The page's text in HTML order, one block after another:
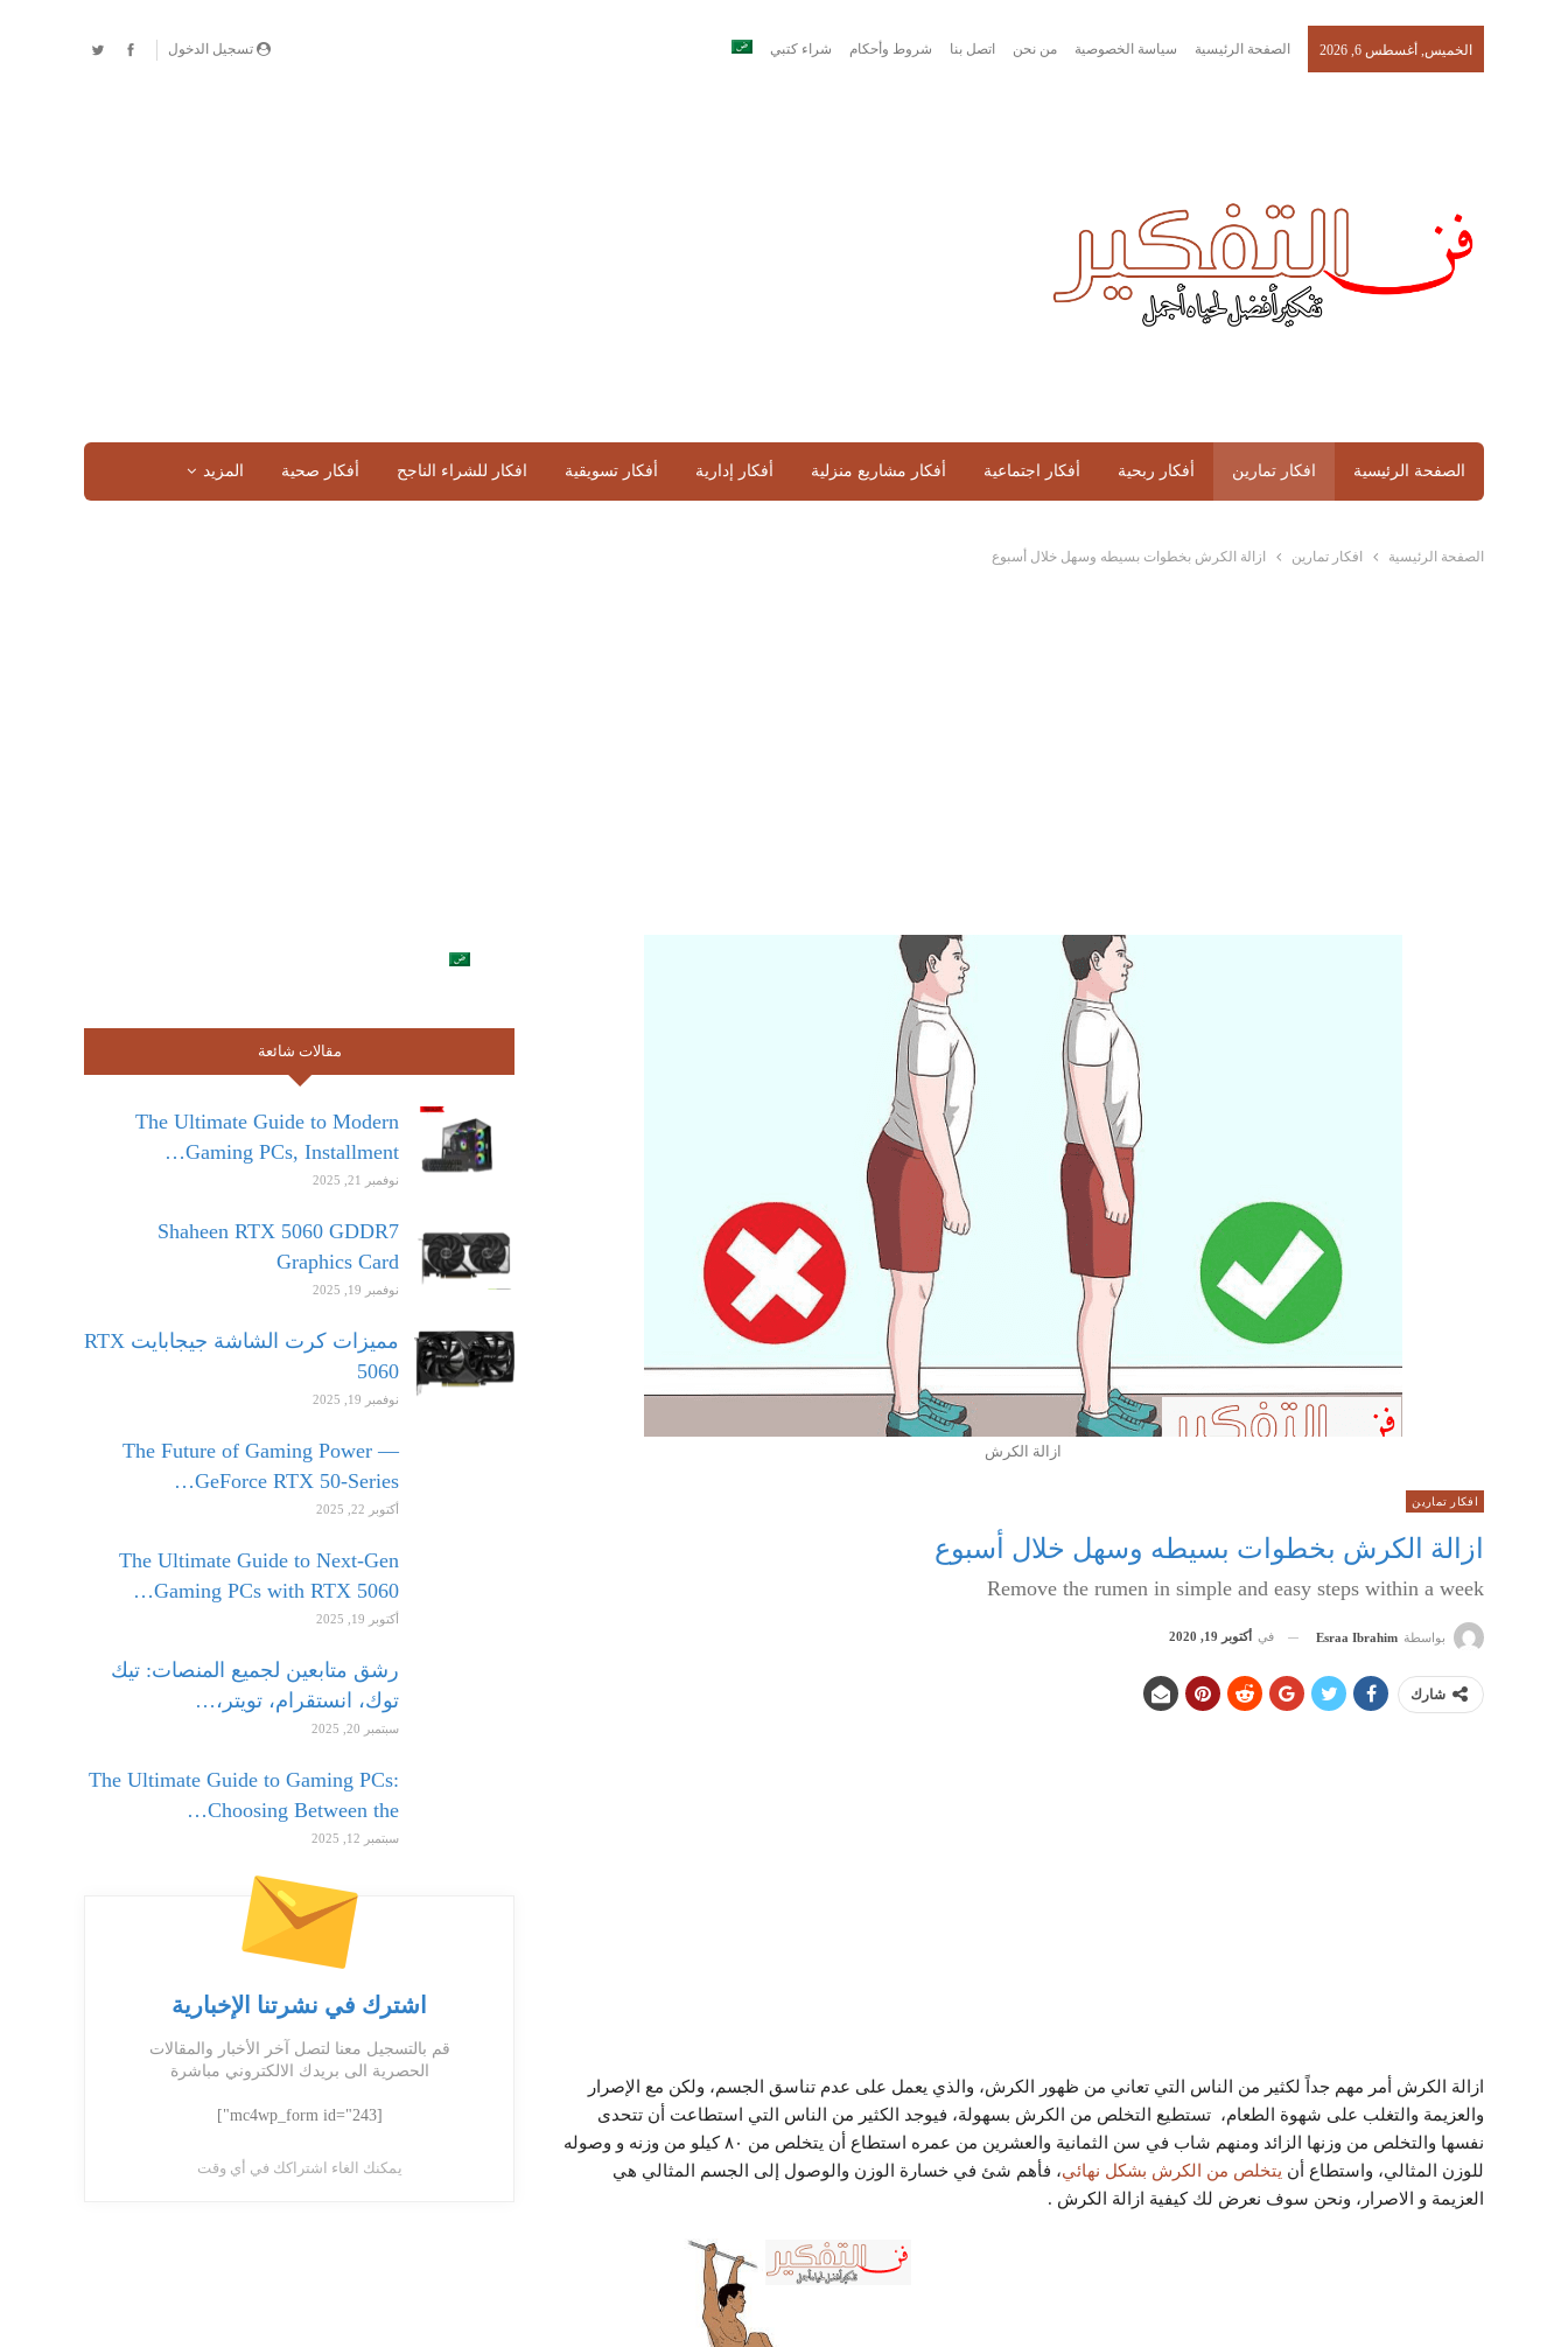
تسجيل الدخول الخميس, أغسطس 6, 2026 الصفحة الرئيسية سياسة الخصوصية من نحن اتصل بنا شروط وأحكام شراء كتبي
الصفحة الرئيسية افكار تمارين أفكار ربحية أفكار اجتماعية أفكار مشاريع منزلية أفكار إدارية أفكار تسويقية افكار للشراء الناجح أفكار صحية المزيد
الصفحة الرئيسية افكار تمارين ازالة الكرش بخطوات بسيطه وسهل خلال أسبوع
ازالة الكرش
افكار تمارين
ازالة الكرش بخطوات بسيطه وسهل خلال أسبوع
Remove the rumen in simple and easy steps within a week
بواسطة Esraa Ibrahim في أكتوبر 19, 2020
شارك
ازالة الكرش أمر مهم جداً لكثير من الناس التي تعاني من ظهور الكرش، والذي يعمل على عدم تناسق الجسم، ولكن مع الإصرار
والعزيمة والتغلب على شهوة الطعام، تستطيع التخلص من الكرش بسهولة، فيوجد الكثير من الناس التي استطاعت أن تتحدى
نفسها والتخلص من وزنها الزائد ومنهم شاب في سن الثمانية والعشرين من عمره استطاع أن يتخلص من ٨٠ كيلو من وزنه و وصوله
للوزن المثالي، واستطاع أن يتخلص من الكرش بشكل نهائي، فأهم شئ في خسارة الوزن والوصول إلى الجسم المثالي هي
العزيمة و الاصرار، ونحن سوف نعرض لك كيفية ازالة الكرش .
مقالات شائعة
The Ultimate Guide to Modern
Gaming PCs, Installment…
نوفمبر 21, 2025
Shaheen RTX 5060 GDDR7
Graphics Card
نوفمبر 19, 2025
مميزات كرت الشاشة جيجابايت RTX
5060
نوفمبر 19, 2025
The Future of Gaming Power —
GeForce RTX 50-Series…
أكتوبر 22, 2025
The Ultimate Guide to Next-Gen
Gaming PCs with RTX 5060…
أكتوبر 19, 2025
رشق متابعين لجميع المنصات: تيك
توك، انستقرام، تويتر،…
سبتمبر 20, 2025
The Ultimate Guide to Gaming PCs:
Choosing Between the…
سبتمبر 12, 2025
اشترك في نشرتنا الإخبارية
قم بالتسجيل معنا لتصل آخر الأخبار والمقالات
الحصرية الى بريدك الالكتروني مباشرة
[mc4wp_form id="243"]
يمكنك الغاء اشتراكك في أي وقت